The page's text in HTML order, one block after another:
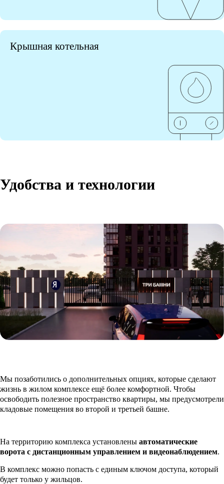
Крышная котельная
Удобства и технологии
Мы позаботились о дополнительных опциях, которые сделают
жизнь в жилом комплексе ещё более комфортной. Чтобы
освободить полезное пространство квартиры, мы предусмотрели
кладовые помещения во второй и третьей башне.
На территорию комплекса установлены автоматические
ворота с дистанционным управлением и видеонаблюдением.
В комплекс можно попасть с единым ключом доступа, который
будет только у жильцов.